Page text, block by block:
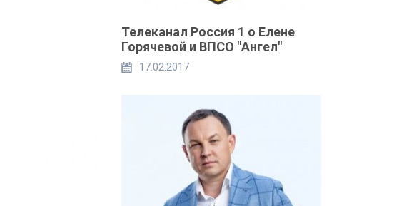
Телеканал Россия 1 о Елене
Горячевой и ВПСО "Ангел"
17.02.2017